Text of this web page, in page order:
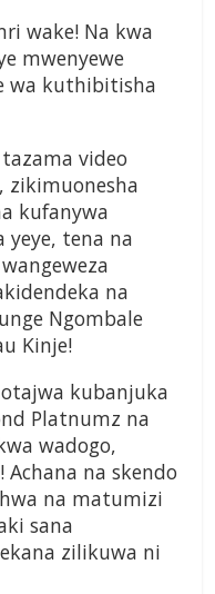
wake! Na kwa
mwenyewe
wa kuthibitisha
video
zikimuonesha
kufanywa
tena na
na
Ngombale
Kinje!
kubanjuka
Platnumz na
wadogo,
na skendo
na matumizi
sana
zilikuwa ni